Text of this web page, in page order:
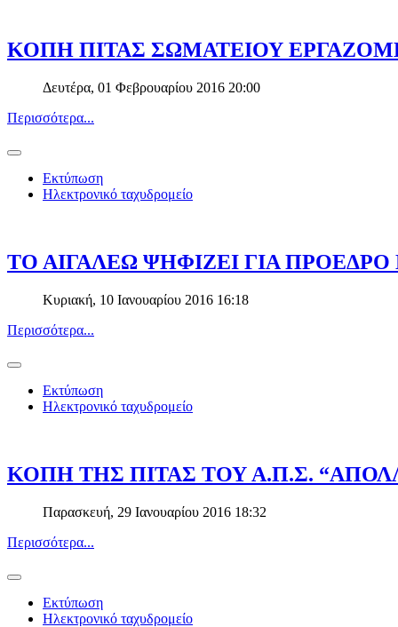
ΚΟΠΗ ΠΙΤΑΣ ΣΩΜΑΤΕΙΟΥ
Δευτέρα, 01 Φεβρουαρίου 2016 20:00
Περισσότερα...
Εκτύπωση
Ηλεκτρονικό ταχυδρομείο
ΤΟ ΑΙΓΑΛΕΩ ΨΗΦΙΖΕΙ ΓΙΑ ΠΡΟΕΔΡΟ
Κυριακή, 10 Ιανουαρίου 2016 16:18
Περισσότερα...
Εκτύπωση
Ηλεκτρονικό ταχυδρομείο
ΚΟΠΗ ΤΗΣ ΠΙΤΑΣ ΤΟΥ Α.Π.Σ.
Παρασκευή, 29 Ιανουαρίου 2016 18:32
Περισσότερα...
Εκτύπωση
Ηλεκτρονικό ταχυδρομείο